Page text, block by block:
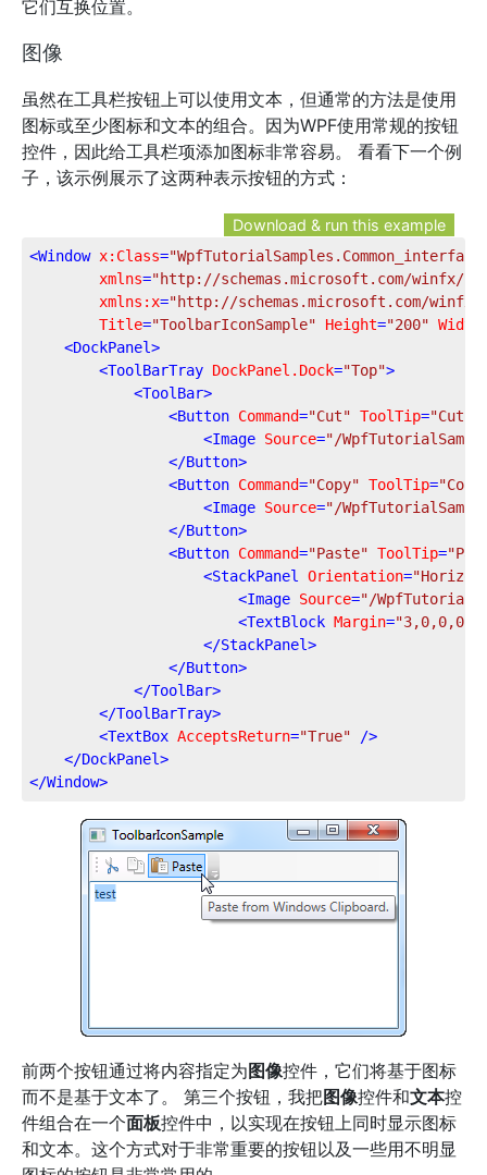
它们互换位置。
图像
虽然在工具栏按钮上可以使用文本，但通常的方法是使用
图标或至少图标和文本的组合。因为WPF使用常规的按钮
控件，因此给工具栏项添加图标非常容易。 看看下一个例
子，该示例展示了这两种表示按钮的方式：
Download & run this example
<Window x:Class=
xmlns="http://schemas.microsoft.com/winfx/
xmlns:x="http://schemas.microsoft.com/winfx/
Title="ToolbarIconSample" Height="200" Width
<DockPanel>
<ToolBarTray DockPanel.Dock="Top">
<ToolBar>
<Button Command="Cut" ToolTip="Cut
<Image Source="/
</Button>
<Button Command="Copy" ToolTip=
<Image Source="/
</Button>
<Button Command="Paste" ToolTip=
<StackPanel Orientation=
<Image Source="/
<TextBlock Margin="3,0,0,0"
</StackPanel>
</Button>
</ToolBar>
</ToolBarTray>
<TextBox AcceptsReturn="True" />
</DockPanel>
</Window>
前两个按钮通过将内容指定为 图像控件，它们将基于图标
而不是基于文本了。 第三个按钮，我把图像控件和文本控
件组合在一个面板控件中，以实现在按钮上同时显示图标
和文本。这个方式对于非常重要的按钮以及一些用不明显